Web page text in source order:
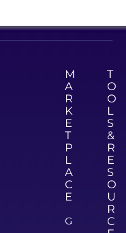
M
A
R
K
E
T
P
L
A
C
E
G
T
O
O
L
S
&
R
E
S
O
U
R
C